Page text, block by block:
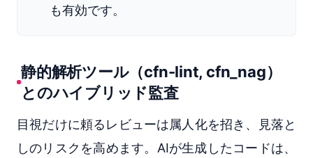
も有効です。
静的解析ツール（cfn-lint, cfn_nag）
とのハイブリッド監査
目視だけに頼るレビューは属人化を招き、見落と
しのリスクを高めます。AIが生成したコードは、